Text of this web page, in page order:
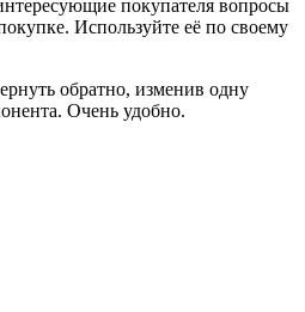
покупателя вопросы
Используйте её по своему
обратно, изменив одну
Очень удобно.